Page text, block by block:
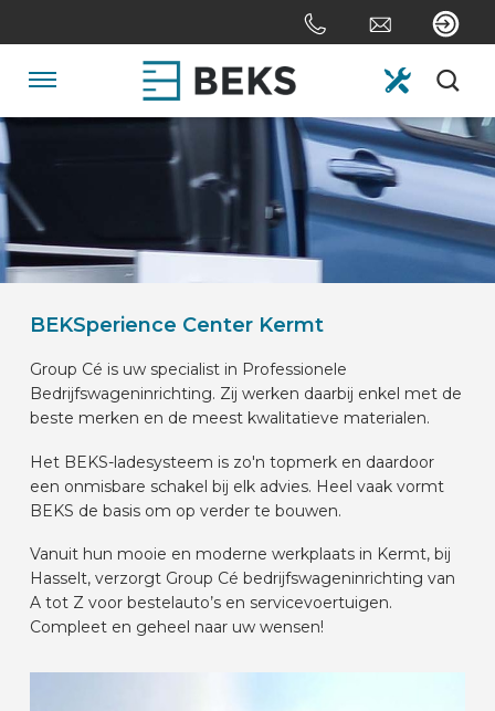
Spring
OVER ONS
MAATWERK
AUTOMERKEN
CONTACT
VOERTUIG INRICHTEN
BEKSperience Center Kermt
Group Cé is uw specialist in Professionele
Bedrijfswageninrichting. Zij werken daarbij enkel met de
beste merken en de meest kwalitatieve materialen.
Het BEKS-ladesysteem is zo'n topmerk en daardoor
een onmisbare schakel bij elk advies. Heel vaak vormt
BEKS de basis om op verder te bouwen.
Vanuit hun mooie en moderne werkplaats in Kermt, bij
Hasselt, verzorgt Group Cé bedrijfswageninrichting van
A tot Z voor bestelauto’s en servicevoertuigen.
Compleet en geheel naar uw wensen!